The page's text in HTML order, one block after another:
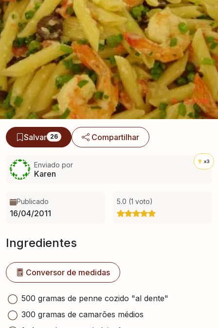
Salvar 26 Compartilhar
Enviado por
Karen
x3
Publicado
16/04/2011
5.0 (1 voto)
Ingredientes
Conversor de medidas
500 gramas de penne cozido "al dente"
300 gramas de camarões médios